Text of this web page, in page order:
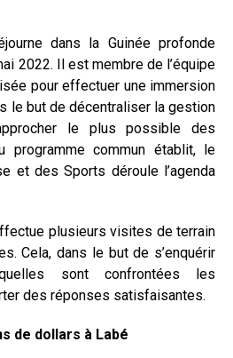
dans la Guinée profonde
2022. Il est membre de l’équipe
pour effectuer une immersion
le but de décentraliser la gestion
le plus possible des
programme commun établit, le
et des Sports déroule l’agenda
plusieurs visites de terrain
Cela, dans le but de s’enquérir
sont confrontées les
des réponses satisfaisantes.
de dollars à Labé